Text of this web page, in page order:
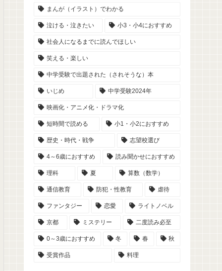
まんが（イラスト）でわかる
泣ける・泣きたい 小3・小4におすすめ
社会人になるまでに読んでほしい
笑える・楽しい
中学受験で出題された（されそうな）本
いじめ 中学受験2024年
映画化・アニメ化・ドラマ化
短時間で読める 小1・小2におすすめ
歴史・時代・戦争 志望校選び
4～6歳におすすめ 読み聞かせにおすすめ
理科 夏 算数（数学）
通信教育 防犯・性教育 虐待
ファンタジー 恋愛 ライトノベル
京都 ミステリー 二度読み必至
0～3歳におすすめ 冬 春 秋
受賞作品 料理